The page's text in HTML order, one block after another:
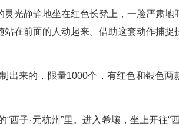
光静静地坐在红色长凳上，一脸严肃地
在前面的人动起来。借助这套动作捕捉
出来的，限量1000个，有红色和银色两
子·元杭州”里。进入希壤，坐上开往“